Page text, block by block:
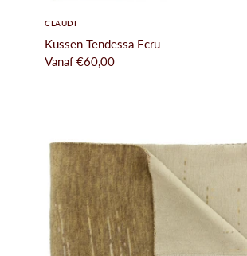
CLAUDI
Kussen Tendessa Ecru
Vanaf €60,00